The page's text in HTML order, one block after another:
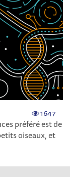
1647
préféré est de
oiseaux, et